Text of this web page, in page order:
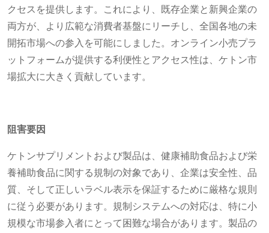
クセスを提供します。これにより、既存企業と新興企業の
両方が、より広範な消費者基盤にリーチし、全国各地の未
開拓市場への参入を可能にしました。オンライン小売プラ
ットフォームが提供する利便性とアクセス性は、ケトン市
場拡大に大きく貢献しています。
阻害要因
ケトンサプリメントおよび製品は、健康補助食品および栄
養補助食品に関する規制の対象であり、企業は安全性、品
質、そして正しいラベル表示を保証するために厳格な規則
に従う必要があります。規制システムへの対応は、特に小
規模な市場参入者にとって困難な場合があります。製品の